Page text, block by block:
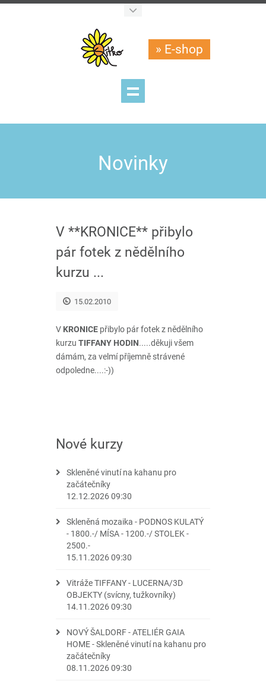
» E-shop
Novinky
V **KRONICE** přibylo
pár fotek z nědělního
kurzu ...
15.02.2010
V KRONICE přibylo pár fotek z nědělního
kurzu TIFFANY HODIN.....děkuji všem
dámám, za velmí příjemně strávené
odpoledne....:-))
Nové kurzy
Skleněné vinutí na kahanu pro
začátečníky
12.12.2026 09:30
Skleněná mozaika - PODNOS KULATÝ
- 1800.-/ MÍSA - 1200.-/ STOLEK -
2500.-
15.11.2026 09:30
Vitráže TIFFANY - LUCERNA/3D
OBJEKTY (svícny, tužkovníky)
14.11.2026 09:30
NOVÝ ŠALDORF - ATELIÉR GAIA
HOME - Skleněné vinutí na kahanu pro
začátečníky
08.11.2026 09:30